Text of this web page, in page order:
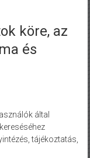
köre, az
és
által
tájékoztatás,